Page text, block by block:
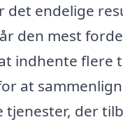
det endelige
den mest
indhente flere
at
tjenester, der